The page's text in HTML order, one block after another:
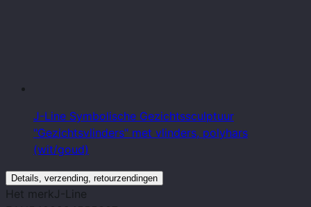
J-Line Symbolische Gezichtssculptuur
"Gezichtsvlinders" met vlinders, polyhars
(wit/goud)
Details, verzending, retourzendingen
Het merkJ-Line